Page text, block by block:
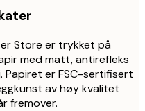
Store er trykket på
med matt, antirefleks
Papiret er FSC-sertifisert
av høy kvalitet
fremover.